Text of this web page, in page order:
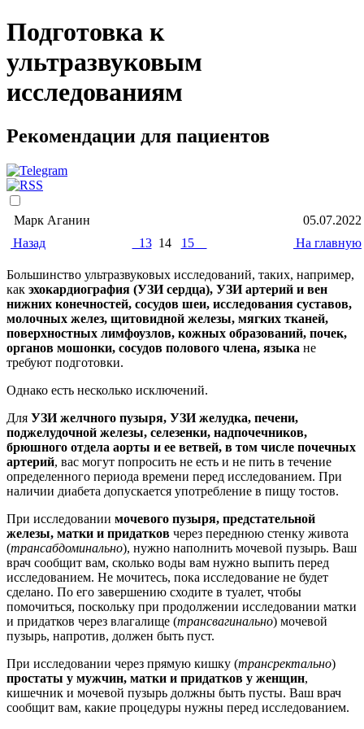
Подготовка к
ультразвуковым
исследованиям
Рекомендации для пациентов
Марк Аганин
05.07.2022
Назад
1314 15 На главную
Большинство ультразвуковых исследований, таких, например,
как эхокардиография (УЗИ сердца), УЗИ артерий и вен
нижних конечностей, сосудов шеи, исследования суставов,
молочных желез, щитовидной железы, мягких тканей,
поверхностных лимфоузлов, кожных образований, почек,
органов мошонки, сосудов полового члена, языка не
требуют подготовки.
Однако есть несколько исключений.
Для УЗИ желчного пузыря, УЗИ желудка, печени,
поджелудочной железы, селезенки, надпочечников,
брюшного отдела аорты и ее ветвей, в том числе почечных
артерий, вас могут попросить не есть и не пить в течение
определенного периода времени перед исследованием. При
наличии диабета допускается употребление в пищу тостов.
При исследовании мочевого пузыря, предстательной
железы, матки и придатков через переднюю стенку живота
(трансабдоминально), нужно наполнить мочевой пузырь. Ваш
врач сообщит вам, сколько воды вам нужно выпить перед
исследованием. Не мочитесь, пока исследование не будет
сделано. По его завершению сходите в туалет, чтобы
помочиться, поскольку при продолжении исследовании матки
и придатков через влагалище (трансвагинально) мочевой
пузырь, напротив, должен быть пуст.
При исследовании через прямую кишку (трансректально)
простаты у мужчин, матки и придатков у женщин,
кишечник и мочевой пузырь должны быть пусты. Ваш врач
сообщит вам, какие процедуры нужны перед исследованием.